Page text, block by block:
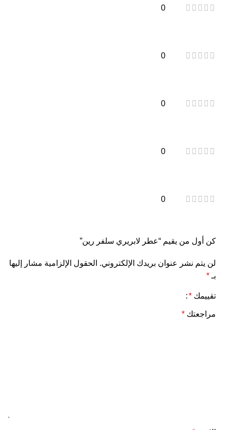
0
0
0
0
0
كن أول من يقيم “عطر لابريري سلفر رين”
لن يتم نشر عنوان بريدك الإلكتروني. الحقول الإلزامية مشار إليها
بـ *
تقييمك *
مراجعتك *